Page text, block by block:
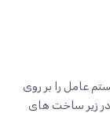
عامل را بر روی
در زیر ساخت های